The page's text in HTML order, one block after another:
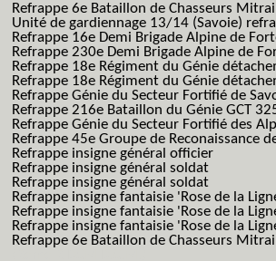
Refrappe 6e Bataillon de Chasseurs
Unité de gardiennage 13/14 (Savoie)
Refrappe 16e Demi Brigade Alpine de
Refrappe 230e Demi Brigade Alpine de
Refrappe 18e Régiment du Génie
Refrappe 18e Régiment du Génie
Refrappe Génie du Secteur Fortifié de
Refrappe 216e Bataillon du Génie GCT
Refrappe Génie du Secteur Fortifié des
Refrappe 45e Groupe de Reconaissance
Refrappe insigne général officier
Refrappe insigne général soldat
Refrappe insigne général soldat
Refrappe insigne fantaisie 'Rose de la
Refrappe insigne fantaisie 'Rose de la
Refrappe insigne fantaisie 'Rose de la
Refrappe 6e Bataillon de Chasseurs